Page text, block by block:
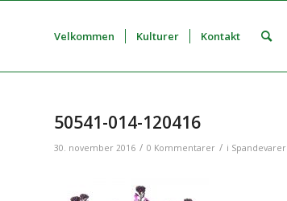
Velkommen Kulturer Kontakt
50541-014-120416
30. november 2016 / 0 Kommentarer / i Spandevarer